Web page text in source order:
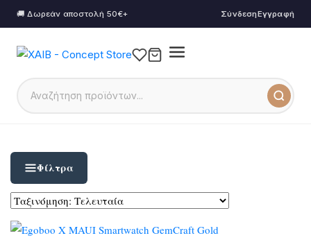
🚚 Δωρεάν αποστολή 50€+ ΣύνδεσηΕγγραφή
Φίλτρα